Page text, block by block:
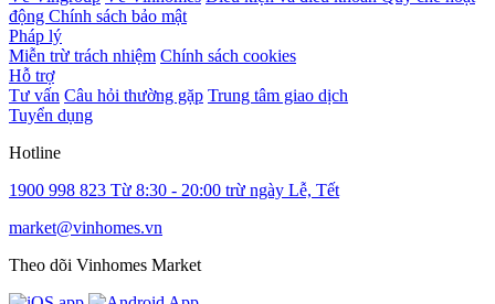
động Chính sách bảo mật
Pháp lý
Miễn trừ trách nhiệm Chính sách cookies
Hỗ trợ
Tư vấn Câu hỏi thường gặp Trung tâm giao dịch
Tuyển dụng
Hotline
1900 998 823 Từ 8:30 - 20:00 trừ ngày Lễ, Tết
market@vinhomes.vn
Theo dõi Vinhomes Market